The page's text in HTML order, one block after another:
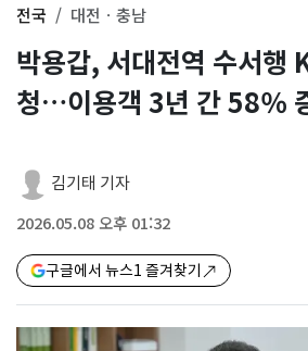
전국 대전ㆍ충남
박용갑, 서대전역 수서행
청…이용객 3년 간 58％
김기태 기자
2026.05.08 오후 01:32
구글에서 뉴스1 즐겨찾기